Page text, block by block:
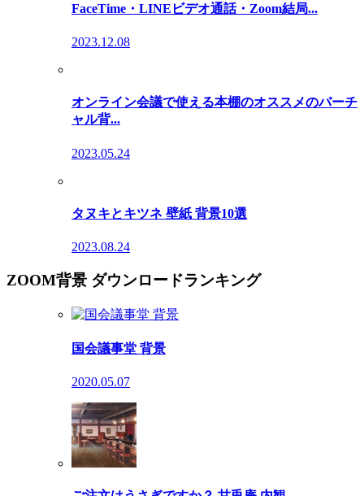
FaceTime・LINEビデオ通話・Zoom結局...
2023.12.08
オンライン会議で使える本棚のオススメのバーチ
ャル背...
2023.05.24
タヌキとキツネ 壁紙 背景10選
2023.08.24
ZOOM背景 ダウンロードランキング
国会議事堂 背景
2020.05.07